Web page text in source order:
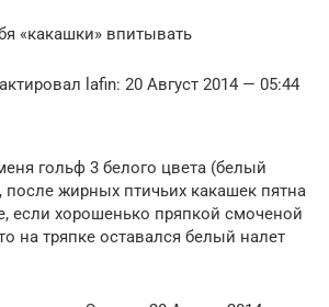
«какашки» впитывать
lafin: 20 Август 2014 — 05:44
гольф 3 белого цвета (белый
после жирных птичьих какашек пятна
если хорошенько пряпкой смоченой
на тряпке оставался белый налет